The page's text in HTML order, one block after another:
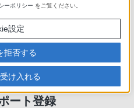
ート登録
ーポリシー をご覧ください。
設定
拒否する
け入れる